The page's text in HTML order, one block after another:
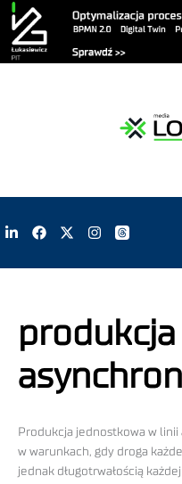
Produkcja jednostkowa w
w warunkach, gdy droga
jednak długotrwałością